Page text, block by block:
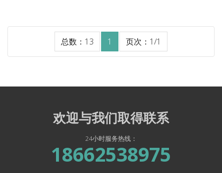
总数：13 1 页次：1/1
欢迎与我们取得联系
24小时服务热线：
18662538975